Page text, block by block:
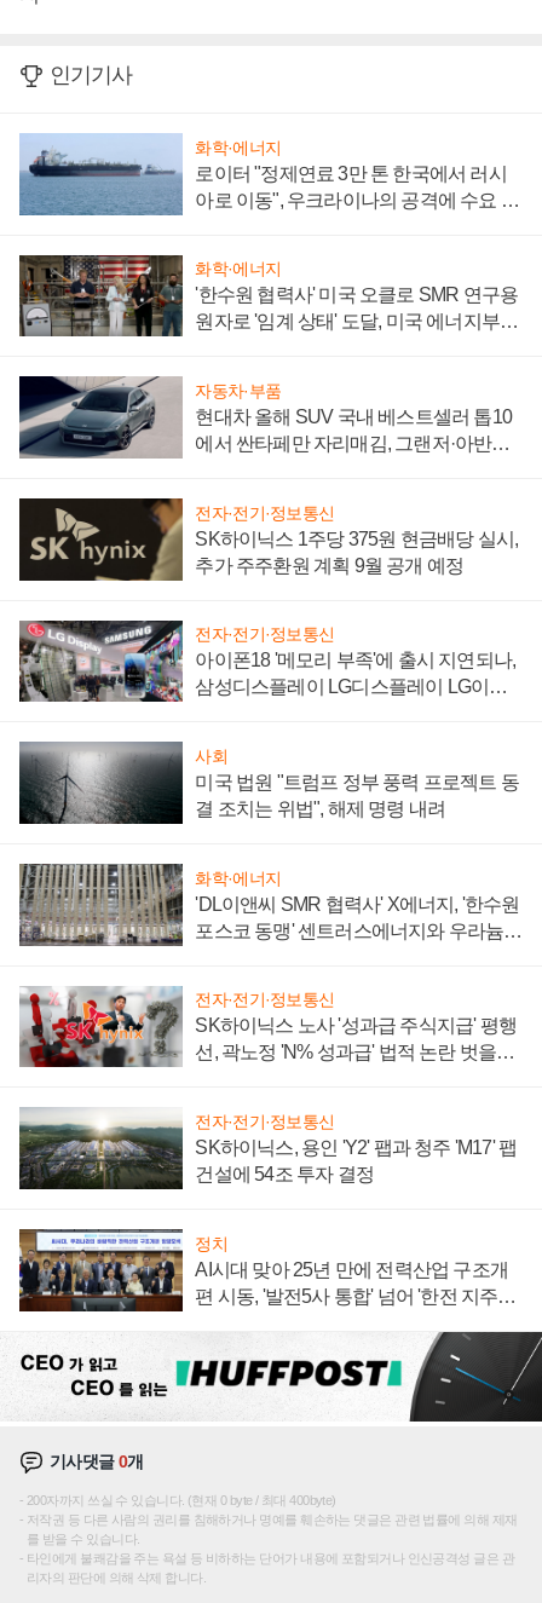
인기기사
화학·에너지
로이터 "정제연료 3만 톤 한국에서 러시
아로 이동", 우크라이나의 공격에 수요 늘
화학·에너지
'한수원 협력사' 미국 오클로 SMR 연구용
원자로 '임계 상태' 도달, 미국 에너지부
자동차·부품
현대차 올해 SUV 국내 베스트셀러 톱10
에서 싼타페만 자리매김, 그랜저·아반떼
전자·전기·정보통신
SK하이닉스 1주당 375원 현금배당 실시,
추가 주주환원 계획 9월 공개 예정
전자·전기·정보통신
아이폰18 '메모리 부족'에 출시 지연되나,
삼성디스플레이 LG디스플레이 LG이노
사회
미국 법원 "트럼프 정부 풍력 프로젝트 동
결 조치는 위법", 해제 명령 내려
화학·에너지
'DL이앤씨 SMR 협력사' X에너지, '한수원
포스코 동맹' 센트러스에너지와 우라늄
전자·전기·정보통신
SK하이닉스 노사 '성과급 주식지급' 평행
선, 곽노정 'N% 성과급' 법적 논란 벗을지
전자·전기·정보통신
SK하이닉스, 용인 'Y2' 팹과 청주 'M17' 팹
건설에 54조 투자 결정
정치
AI시대 맞아 25년 만에 전력산업 구조개
편 시동, '발전5사 통합' 넘어 '한전 지주사'
기사댓글0개
200자까지 쓰실 수 있습니다. (현재 0 byte / 최대 400byte)
저작권 등 다른 사람의 권리를 침해하거나 명예를 훼손하는 댓글은 관련 법률에 의해 제재
를 받을 수 있습니다.
타인에게 불쾌감을 주는 욕설 등 비하하는 단어가 내용에 포함되거나 인신공격성 글은 관
리자의 판단에 의해 삭제 합니다.